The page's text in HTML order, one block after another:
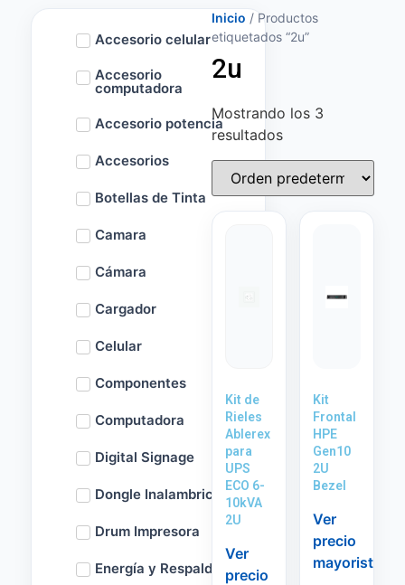
Accesorio celular
Accesorio
computadora
Accesorio potencia
Accesorios
Botellas de Tinta
Camara
Cámara
Cargador
Celular
Componentes
Computadora
Digital Signage
Dongle Inalambrico
Drum Impresora
Energía y Respaldo
Inicio / Productos
etiquetados “2u”
2u
Mostrando los 3
resultados
Kit de
Rieles
Ablerex
para
UPS
ECO 6-
10kVA
2U
Ver
precio
Kit
Frontal
HPE
Gen10
2U
Bezel
Ver
precio
mayorista